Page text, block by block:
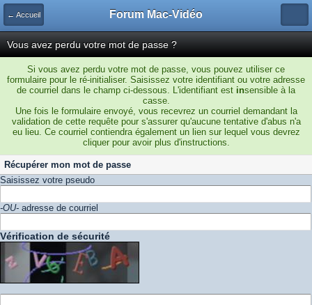
← Accueil Forum Mac-Vidéo
Vous avez perdu votre mot de passe ?
Si vous avez perdu votre mot de passe, vous pouvez utiliser ce
formulaire pour le ré-initialiser. Saisissez votre identifiant ou votre adresse
de courriel dans le champ ci-dessous. L'identifiant est insensible à la
casse.
Une fois le formulaire envoyé, vous recevrez un courriel demandant la
validation de cette requête pour s'assurer qu'aucune tentative d'abus n'a
eu lieu. Ce courriel contiendra également un lien sur lequel vous devrez
cliquer pour avoir plus d'instructions.
Récupérer mon mot de passe
Saisissez votre pseudo
-OU- adresse de courriel
Vérification de sécurité